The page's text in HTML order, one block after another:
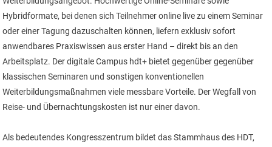
Hybridformate, bei denen sich Teilnehmer online live zu einem Seminar
oder einer Tagung dazuschalten können, liefern exklusiv sofort
anwendbares Praxiswissen aus erster Hand – direkt bis an den
Arbeitsplatz. Der digitale Campus hdt+ bietet gegenüber gegenüber
klassischen Seminaren und sonstigen konventionellen
Weiterbildungsmaßnahmen viele messbare Vorteile. Der Wegfall von
Reise- und Übernachtungskosten ist nur einer davon.
Als bedeutendes Kongresszentrum bildet das Stammhaus des HDT,